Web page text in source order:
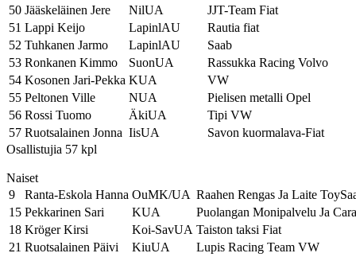
50 Jääskeläinen Jere NilUA
JJT-Team Fiat
51 Lappi Keijo LapinlAU
Rautia fiat
52 Tuhkanen Jarmo LapinlAU
Saab
53 Ronkanen Kimmo SuonUA
Rassukka Racing Volvo
54 Kosonen Jari-Pekka KUA
VW
55 Peltonen Ville NUA
Pielisen metalli Opel
56 Rossi Tuomo ÄkiUA
Tipi VW
57 Ruotsalainen Jonna IisUA
Savon kuormalava-Fiat
Osallistujia 57 kpl
Naiset
9
Ranta-Eskola Hanna OuMK/UA Raahen Rengas Ja Laite
15 Pekkarinen Sari KUA
Puolangan Monipalvelu Ja
18 Kröger Kirsi Koi-SavUA Taiston taksi Fiat
21 Ruotsalainen Päivi KiuUA
Lupis Racing Team VW